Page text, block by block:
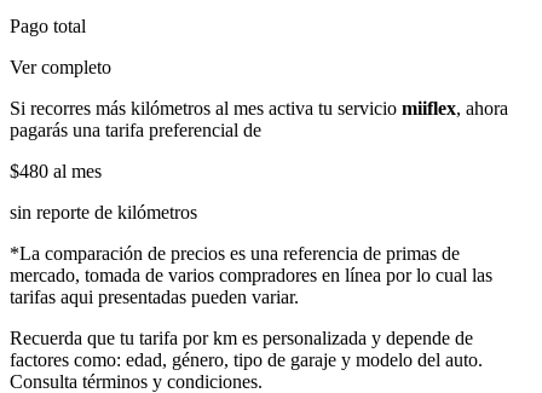
Pago total
Ver completo
Si recorres más kilómetros al mes activa tu servicio miiflex, ahora
pagarás una tarifa preferencial de
$480 al mes
sin reporte de kilómetros
*La comparación de precios es una referencia de primas de
mercado, tomada de varios compradores en línea por lo cual las
tarifas aqui presentadas pueden variar.
Recuerda que tu tarifa por km es personalizada y depende de
factores como: edad, género, tipo de garaje y modelo del auto.
Consulta términos y condiciones.